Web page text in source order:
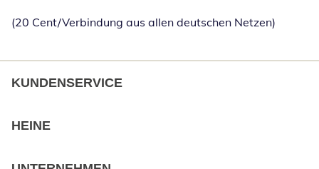
(20 Cent/Verbindung aus allen deutschen Netzen)
KUNDENSERVICE
HEINE